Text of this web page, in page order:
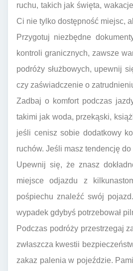
ruchu, takich jak święta,
Ci nie tylko dostępność miejsc,
Przygotuj niezbędne
kontroli granicznych, zawsze
podróży służbowych, upewnij
czy zaświadczenie o
Zadbaj o komfort podczas
takimi jak woda, przekąski,
jeśli cenisz sobie dodatkowy
ruchów. Jeśli masz tendencję
Upewnij się, że znasz
miejsce odjazdu z
pośpiechu znaleźć swój
wypadek gdybyś potrzebował
Podczas podróży przestrzegaj
zwłaszcza kwestii
zakaz palenia w pojeździe.